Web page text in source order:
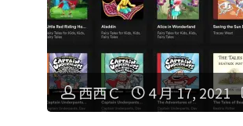
–
Pat
Dailey
西西Ｃ 4 月 17, 2021